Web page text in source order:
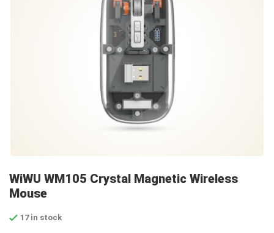
WiWU WM105 Crystal Magnetic Wireless
Mouse
17 in stock